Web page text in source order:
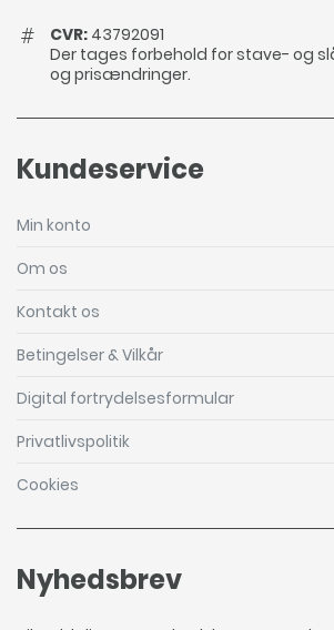
CVR: 43792091
Der tages forbehold for stave- og
og prisændringer.
Kundeservice
Min konto
Om os
Kontakt os
Betingelser & Vilkår
Digital fortrydelsesformular
Privatlivspolitik
Cookies
Nyhedsbrev